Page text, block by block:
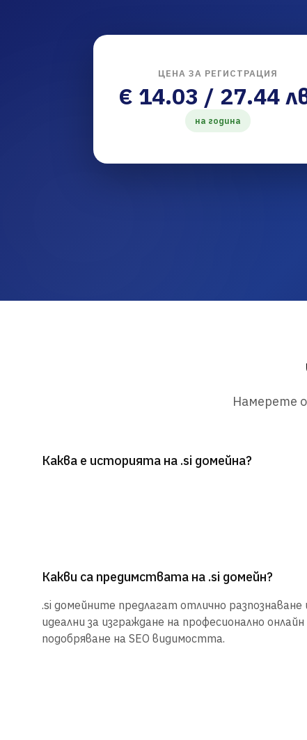
ЦЕНА ЗА РЕГИСТРАЦИЯ
€ 14.03 / 27.44
на година
Намерете
Каква е историята на .si домейна?
Какви са предимствата на .si домейн?
.si домейните предлагат отлично разпознаване
идеални за изграждане на професионално
подобряване на SEO видимостта.